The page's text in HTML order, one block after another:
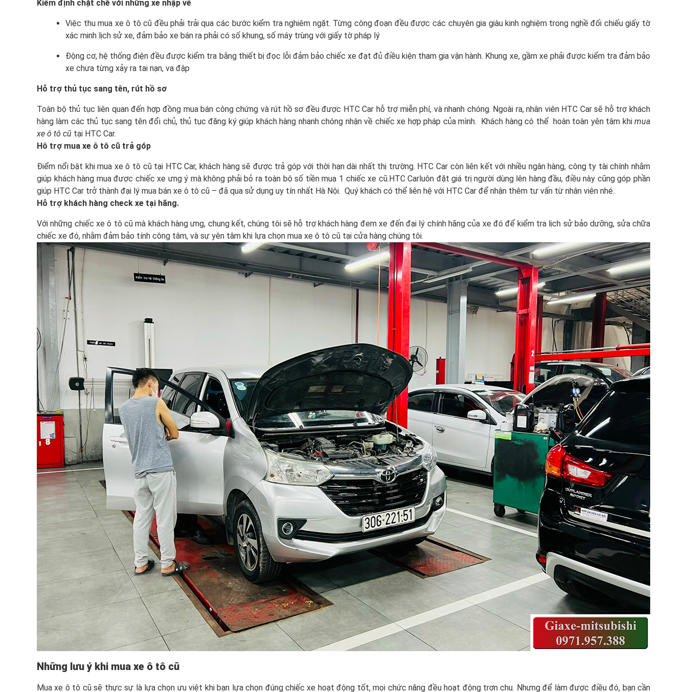
Kiểm định chặt chẽ với những xe nhập về
Việc thu mua xe ô tô cũ đều phải trải qua các bước kiểm tra nghiêm ngặt. Từng công đoạn đều được các chuyên gia giàu kinh nghiệm trong nghề đối chiếu giấy tờ
xác minh lịch sử xe, đảm bảo xe bán ra phải có số khung, số máy trùng với giấy tờ pháp lý
Động cơ, hệ thống điện đều được kiểm tra bằng thiết bị đọc lỗi đảm bảo chiếc xe đạt đủ điều kiện tham gia vận hành. Khung xe, gầm xe phải được kiểm tra đảm bảo
xe chưa từng xảy ra tai nạn, va đập
Hỗ trợ thủ tục sang tên, rút hồ sơ
Toàn bộ thủ tục liên quan đến hợp đồng mua bán công chứng và rút hồ sơ đều được HTC Car hỗ trợ miễn phí, và nhanh chóng. Ngoài ra, nhân viên HTC Car sẽ hỗ trợ khách
hàng làm các thủ tục sang tên đổi chủ, thủ tục đăng ký giúp khách hàng nhanh chóng nhận về chiếc xe hợp pháp của mình. Khách hàng có thể hoàn toàn yên tâm khi mua
xe ô tô cũ tại HTC Car.
Hô trợ mua xe ô tô cũ trả góp
Điểm nổi bật khi mua xe ô tô cũ tại HTC Car, khách hàng sẽ được trả góp với thời hạn dài nhất thị trường. HTC Car còn liên kết với nhiều ngân hàng, công ty tài chính nhằm
giúp khách hàng mua được chiếc xe ưng ý mà không phải bỏ ra toàn bộ số tiền mua 1 chiếc xe cũ.HTC Carluôn đặt giá trị người dùng lên hàng đầu, điều này cũng góp phần
giúp HTC Car trở thành đại lý mua bán xe ô tô cũ – đã qua sử dụng uy tín nhất Hà Nội. Quý khách có thể liên hệ với HTC Car để nhận thêm tư vấn từ nhân viên nhé.
Hỗ trợ khách hàng check xe tại hãng.
Với những chiếc xe ô tô cũ mà khách hàng ưng, chung kết, chúng tôi sẽ hỗ trợ khách hàng đem xe đến đại lý chính hãng của xe đó để kiểm tra lịch sử bảo dưỡng, sửa chữa
chiếc xe đó, nhằm đảm bảo tính công tâm, và sự yên tâm khi lựa chọn mua xe ô tô cũ tại cửa hàng chúng tôi.
Những lưu ý khi mua xe ô tô cũ
Mua xe ô tô cũ sẽ thực sự là lựa chọn ưu việt khi bạn lựa chọn đúng chiếc xe hoạt động tốt, mọi chức năng đều hoạt động trơn chu. Nhưng để làm được điều đó, bạn cần